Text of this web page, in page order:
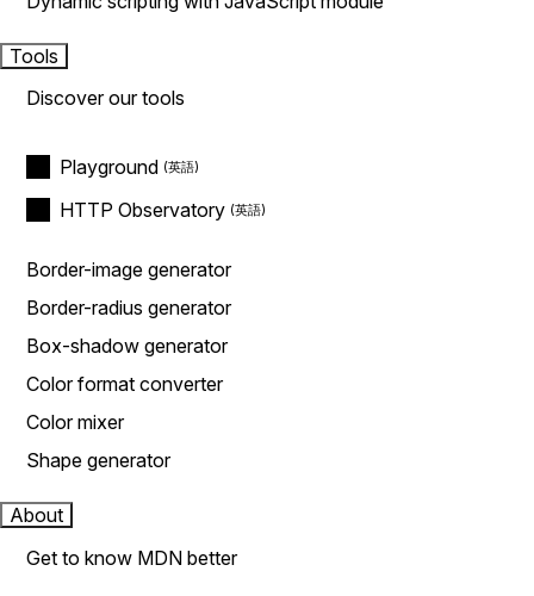
Tools
Discover our tools
Playground
HTTP Observatory
Border-image generator
Border-radius generator
Box-shadow generator
Color format converter
Color mixer
Shape generator
About
Get to know MDN better